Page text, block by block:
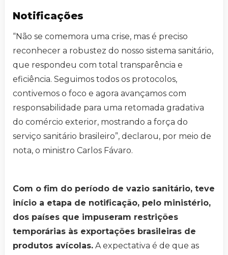
Notificações
“Não se comemora uma crise, mas é preciso
reconhecer a robustez do nosso sistema sanitário,
que respondeu com total transparência e
eficiência. Seguimos todos os protocolos,
contivemos o foco e agora avançamos com
responsabilidade para uma retomada gradativa
do comércio exterior, mostrando a força do
serviço sanitário brasileiro”, declarou, por meio de
nota, o ministro Carlos Fávaro.
Com o fim do período de vazio sanitário, teve
início a etapa de notificação, pelo ministério,
dos países que impuseram restrições
temporárias às exportações brasileiras de
produtos avícolas. A expectativa é de que as